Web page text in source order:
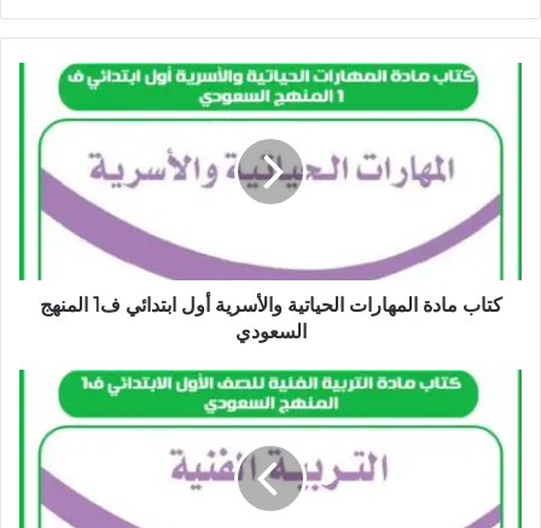
كتاب مادة المهارات الحياتية والأسرية أول ابتدائي ف1 المنهج
السعودي